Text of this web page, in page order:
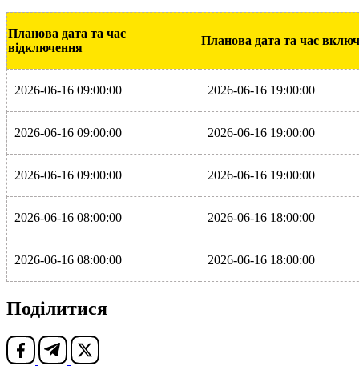
Планова дата та час
відключення
Планова дата та час
2026-06-16 09:00:00 2026-06-16 19:00:00
2026-06-16 09:00:00 2026-06-16 19:00:00
2026-06-16 09:00:00 2026-06-16 19:00:00
2026-06-16 08:00:00 2026-06-16 18:00:00
2026-06-16 08:00:00 2026-06-16 18:00:00
Поділитися